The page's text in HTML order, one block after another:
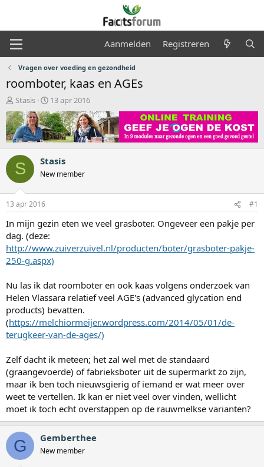
Aanmelden Registreren
Vragen over voeding en gezondheid
roomboter, kaas en AGEs
O
n
d
e
r
w
e
r
p
s
t
r
t
e
r
Stasis
S
t
a
r
t
a
t
m
13 apr 2016
S Stasis
New member
13 apr 2016 #1
In mijn gezin eten we veel grasboter. Ongeveer een pakje per
dag. (deze:
http://www.zuiverzuivel.nl/producten/boter/grasboter-pakje-
250-g.aspx)
Nu las ik dat roomboter en ook kaas volgens onderzoek van
Helen Vlassara relatief veel AGE's (advanced glycation end
products) bevatten.
(https://melchiormeijer.wordpress.com/2014/05/01/de-
terugkeer-van-de-ages/)
Zelf dacht ik meteen; het zal wel met de standaard
(graangevoerde) of fabrieksboter uit de supermarkt zo zijn,
maar ik ben toch nieuwsgierig of iemand er wat meer over
weet te vertellen. Ik kan er niet veel over vinden, wellicht
moet ik toch echt overstappen op de rauwmelkse varianten?
G Gemberthee
New member